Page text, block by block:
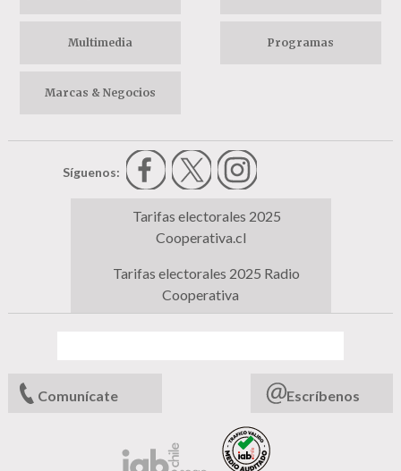
Multimedia Programas
Marcas & Negocios
Síguenos:
Tarifas electorales 2025
Cooperativa.cl
Tarifas electorales 2025 Radio
Cooperativa
Comunícate Escríbenos